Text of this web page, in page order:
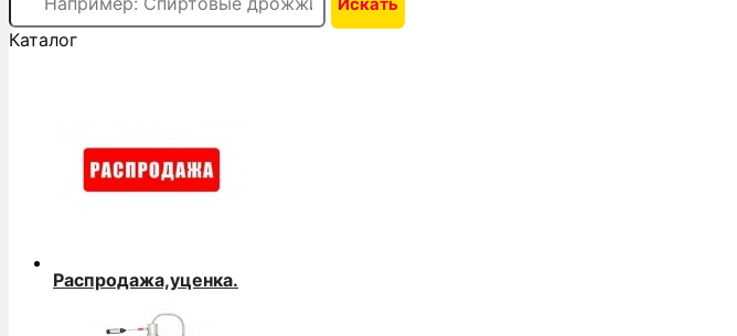
Каталог
Распродажа,уценка.